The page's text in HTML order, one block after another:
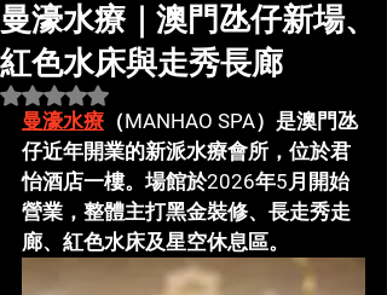
曼濠水療｜澳門氹仔新場、
紅色水床與走秀長廊
評等為 NaN（最高為 5 顆星）。
曼濠水療 （MANHAO SPA）是澳門氹
仔近年開業的新派水療會所，位於君
怡酒店一樓。場館於2026年5月開始
營業，整體主打黑金裝修、長走秀走
廊、紅色水床及星空休息區。